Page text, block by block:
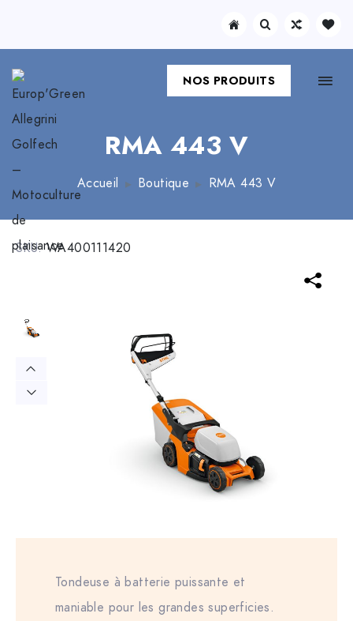
NOS PRODUITS
RMA 443 V
Accueil Boutique RMA 443 V
SKU:WA400111420
Tondeuse à batterie puissante et
maniable pour les grandes superficies.